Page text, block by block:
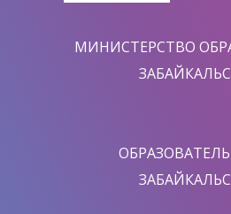
МИНИСТЕРСТВО